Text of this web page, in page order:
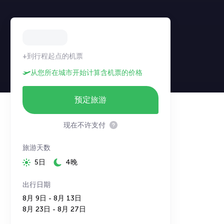
+到行程起点的机票
从您所在城市开始计算含机票的价格
预定旅游
现在不许支付
旅游天数
5日
4晚
出行日期
8月 9日 - 8月 13日
8月 23日 - 8月 27日